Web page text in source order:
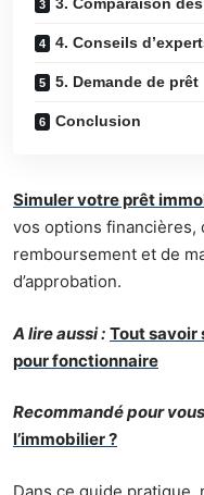
4. Conseils
5. Demande de prêt
Conclusion
Simuler votre prêt
vos options financières,
remboursement et de
d’approbation.
A lire aussi : Tout savoir
pour fonctionnaire
Recommandé pour
l’immobilier ?
Dans ce guide